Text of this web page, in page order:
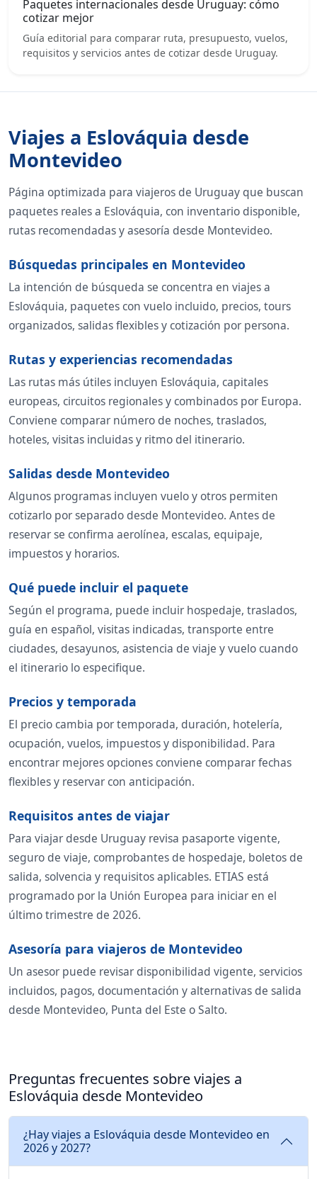
Paquetes internacionales desde Uruguay: cómo
cotizar mejor
Guía editorial para comparar ruta, presupuesto, vuelos,
requisitos y servicios antes de cotizar desde Uruguay.
Viajes a Eslováquia desde
Montevideo
Página optimizada para viajeros de Uruguay que buscan
paquetes reales a Eslováquia, con inventario disponible,
rutas recomendadas y asesoría desde Montevideo.
Búsquedas principales en Montevideo
La intención de búsqueda se concentra en viajes a
Eslováquia, paquetes con vuelo incluido, precios, tours
organizados, salidas flexibles y cotización por persona.
Rutas y experiencias recomendadas
Las rutas más útiles incluyen Eslováquia, capitales
europeas, circuitos regionales y combinados por Europa.
Conviene comparar número de noches, traslados,
hoteles, visitas incluidas y ritmo del itinerario.
Salidas desde Montevideo
Algunos programas incluyen vuelo y otros permiten
cotizarlo por separado desde Montevideo. Antes de
reservar se confirma aerolínea, escalas, equipaje,
impuestos y horarios.
Qué puede incluir el paquete
Según el programa, puede incluir hospedaje, traslados,
guía en español, visitas indicadas, transporte entre
ciudades, desayunos, asistencia de viaje y vuelo cuando
el itinerario lo especifique.
Precios y temporada
El precio cambia por temporada, duración, hotelería,
ocupación, vuelos, impuestos y disponibilidad. Para
encontrar mejores opciones conviene comparar fechas
flexibles y reservar con anticipación.
Requisitos antes de viajar
Para viajar desde Uruguay revisa pasaporte vigente,
seguro de viaje, comprobantes de hospedaje, boletos de
salida, solvencia y requisitos aplicables. ETIAS está
programado por la Unión Europea para iniciar en el
último trimestre de 2026.
Asesoría para viajeros de Montevideo
Un asesor puede revisar disponibilidad vigente, servicios
incluidos, pagos, documentación y alternativas de salida
desde Montevideo, Punta del Este o Salto.
Preguntas frecuentes sobre viajes a
Eslováquia desde Montevideo
¿Hay viajes a Eslováquia desde Montevideo en
2026 y 2027?